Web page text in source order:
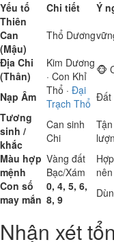
Yếu tố
Chi tiết
Ý
Thiên
Can
(Mậu)
Thổ Dương
Địa Chi
(Thân)
Kim Dương
· Con Khỉ
🐵
Nạp Âm
Thổ · Đại
Trạch Thổ Đất
Tương
sinh /
khắc
Can sinh
Chi
Màu hợp
mệnh
Vàng đất
Bạc/Xám
Con số
may mắn
0, 4, 5, 6,
8, 9
Nhận xét